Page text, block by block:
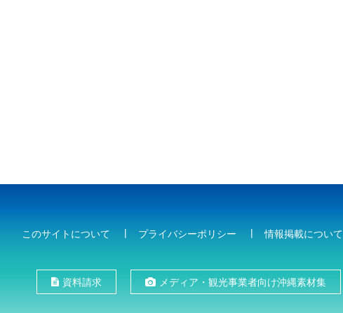
このサイトについて プライバシーポリシー 情報掲載について
資料請求 メディア・観光事業者向け沖縄素材集